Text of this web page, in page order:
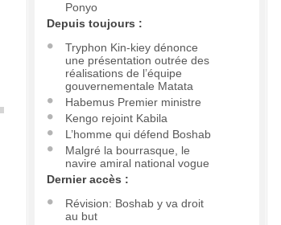
Ponyo
Depuis toujours :
Tryphon Kin-kiey dénonce
une présentation outrée des
réalisations de l’équipe
gouvernementale Matata
Habemus Premier ministre
Kengo rejoint Kabila
L’homme qui défend Boshab
Malgré la bourrasque, le
navire amiral national vogue
Dernier accès :
Révision: Boshab y va droit
au but